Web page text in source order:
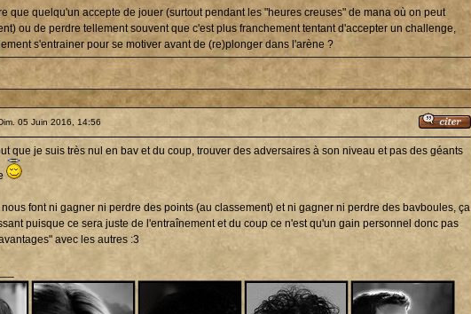
que quelqu'un accepte de jouer (surtout pendant les "heures creuses" de mana où on peut
ou de perdre tellement souvent que c'est plus franchement tentant d'accepter un challenge,
s'entrainer pour se motiver avant de (re)plonger dans l'arène ?
05 Juin 2016, 14:56
que je suis très nul en bav et du coup, trouver des adversaires à son niveau et pas des géants
nous font ni gagner ni perdre des points (au classement) et ni gagner ni perdre des bavboules, ça
puisque ce sera juste de l'entraînement et du coup ce n'est qu'un gain personnel donc pas
avec les autres :3